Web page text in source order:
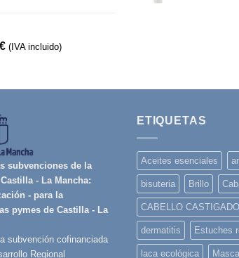
28,50€.
El
es:
(IVA incluido)
subvenciones de la
- La Mancha:
- para la
pymes de Castilla - La
subvención cofinanciada
Regional
ETIQUETAS
Aceites esenciales
bisuteria Brillo
CABELLO CASTIGADO
dermatitis Estuches
laca ecológica